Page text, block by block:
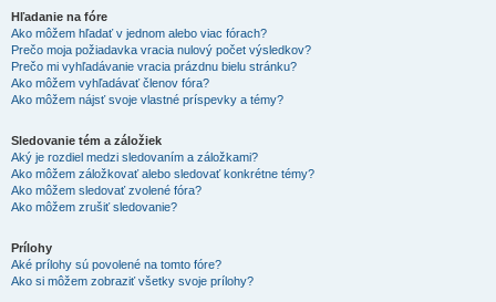
Hľadanie na fóre
Ako môžem hľadať v jednom alebo viac fórach?
Prečo moja požiadavka vracia nulový počet výsledkov?
Prečo mi vyhľadávanie vracia prázdnu bielu stránku?
Ako môžem vyhľadávať členov fóra?
Ako môžem nájsť svoje vlastné príspevky a témy?
Sledovanie tém a záložiek
Aký je rozdiel medzi sledovaním a záložkami?
Ako môžem záložkovať alebo sledovať konkrétne témy?
Ako môžem sledovať zvolené fóra?
Ako môžem zrušiť sledovanie?
Prílohy
Aké prílohy sú povolené na tomto fóre?
Ako si môžem zobraziť všetky svoje prílohy?